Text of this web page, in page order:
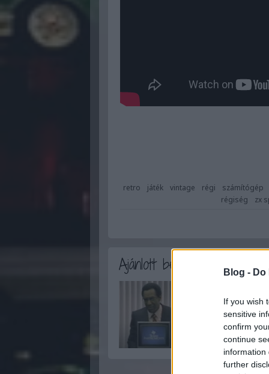
Blog -
If you wish
sensitive
confirm
continue
information
further
retro játék vintage régi számítógép
régiség
zx
Ajánlott bejegyzések: